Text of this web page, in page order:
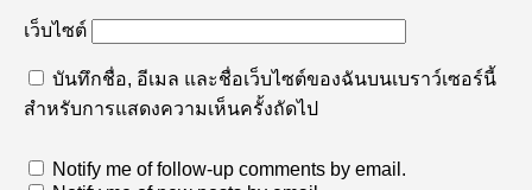
เว็บไซต์
บันทึกชื่อ, อีเมล และชื่อเว็บไซต์ของฉันบนเบราว์เซอร์นี้
สำหรับการแสดงความเห็นครั้งถัดไป
Notify me of follow-up comments by email.